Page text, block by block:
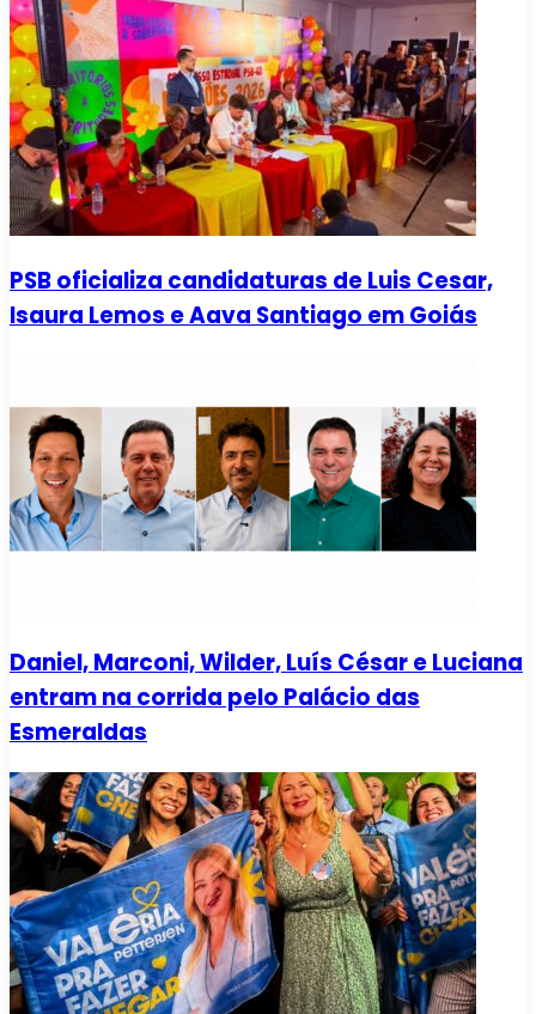
PSB oficializa candidaturas de Luis Cesar,
Isaura Lemos e Aava Santiago em Goiás
Daniel, Marconi, Wilder, Luís César e Luciana
entram na corrida pelo Palácio das
Esmeraldas